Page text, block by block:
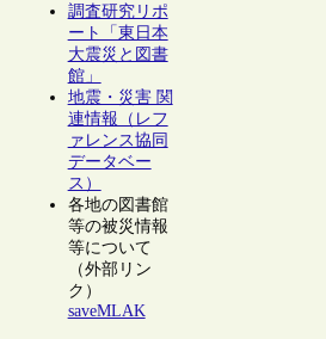
調査研究リポ
ート「東日本
大震災と図書
館」
地震・災害 関
連情報（レフ
ァレンス協同
データベー
ス）
各地の図書館
等の被災情報
等について
（外部リン
ク）
saveMLAK